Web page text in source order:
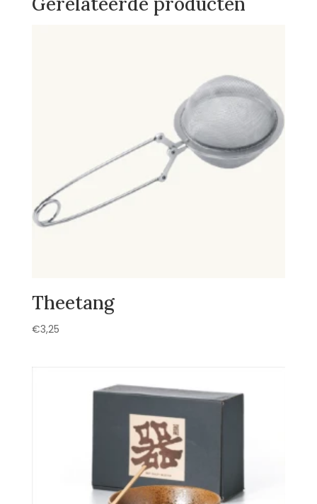
Theetang
€3,25